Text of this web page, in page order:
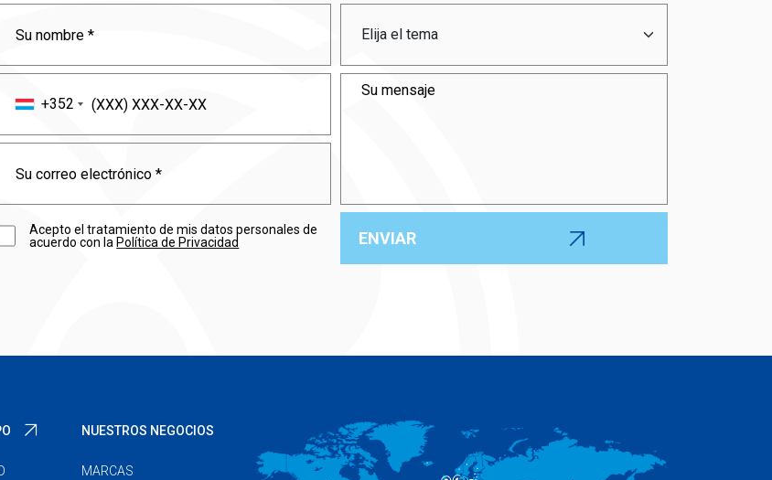
+352
Acepto el tratamiento de mis datos personales de
acuerdo con la Política de Privacidad
NUESTROS NEGOCIOS
MARCAS